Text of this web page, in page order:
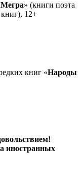
» (книги поэта
12+
книг «Народы
иностранных